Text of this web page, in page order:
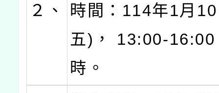
２、
時間：114年1月
五)， 13:00-16:00
時。